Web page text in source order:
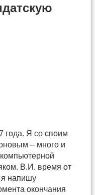
года. Я со своим
– много и
В.И. время от
я напишу
окончания